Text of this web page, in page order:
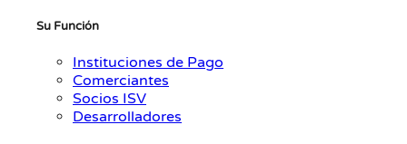
Su Función
Instituciones de Pago
Comerciantes
Socios ISV
Desarrolladores